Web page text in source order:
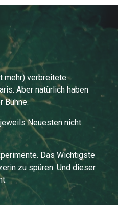
mehr) verbreitete
Aber natürlich haben
Bühne.
Neuesten nicht
Das Wichtigste
zu spüren. Und dieser